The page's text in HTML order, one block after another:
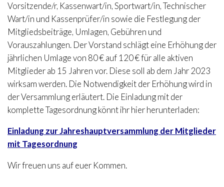
Vorsitzende/r, Kassenwart/in, Sportwart/in, Technischer
Wart/in und Kassenprüfer/in sowie die Festlegung der
Mitgliedsbeiträge, Umlagen, Gebühren und
Vorauszahlungen. Der Vorstand schlägt eine Erhöhung der
jährlichen Umlage von 80 € auf 120 € für alle aktiven
Mitglieder ab 15 Jahren vor. Diese soll ab dem Jahr 2023
wirksam werden. Die Notwendigkeit der Erhöhung wird in
der Versammlung erläutert. Die Einladung mit der
komplette Tagesordnung könnt ihr hier herunterladen:
Einladung zur Jahreshauptversammlung der Mitglieder
mit Tagesordnung
Wir freuen uns auf euer Kommen.